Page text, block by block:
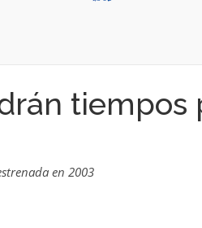
tiempos
en 2003